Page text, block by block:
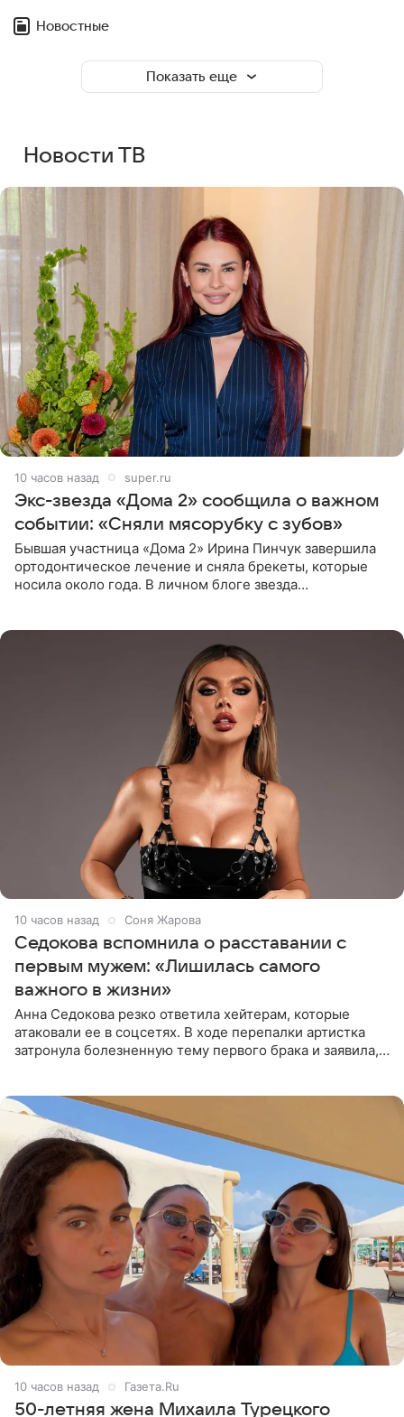
Новостные
Показать еще
Новости ТВ
10 часов назад super.ru
Экс-звезда «Дома 2» сообщила о важном
событии: «Сняли мясорубку с зубов»
Бывшая участница «Дома 2» Ирина Пинчук завершила
ортодонтическое лечение и сняла брекеты, которые
носила около года. В личном блоге звезда
10 часов назад Соня Жарова
Седокова вспомнила о расставании с
первым мужем: «Лишилась самого
важного в жизни»
Анна Седокова резко ответила хейтерам, которые
атаковали ее в соцсетях. В ходе перепалки артистка
затронула болезненную тему первого брака и заявила,
10 часов назад Газета.Ru
50-летняя жена Михаила Турецкого